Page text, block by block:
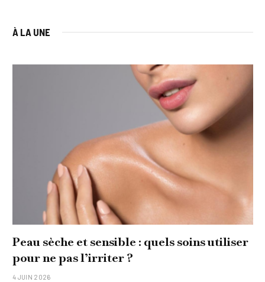
À LA UNE
Peau sèche et sensible : quels soins utiliser
pour ne pas l’irriter ?
4 JUIN 2026